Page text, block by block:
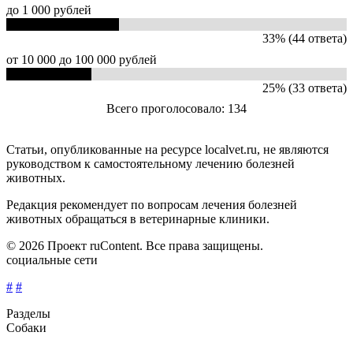
до 1 000 рублей
33% (44 ответа)
от 10 000 до 100 000 рублей
25% (33 ответа)
Всего проголосовало: 134
Статьи, опубликованные на ресурсе localvet.ru, не являются
руководством к самостоятельному лечению болезней
животных.
Редакция рекомендует по вопросам лечения болезней
животных обращаться в ветеринарные клиники.
© 2026 Проект ruContent. Все права защищены.
социальные сети
# #
Разделы
Собаки